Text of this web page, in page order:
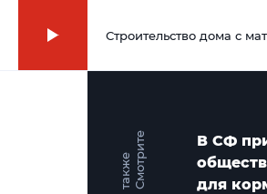
00:00
Строительство дома с
С
м
о
т
р и
т
е
т
а
к
ж
е
В СФ
для